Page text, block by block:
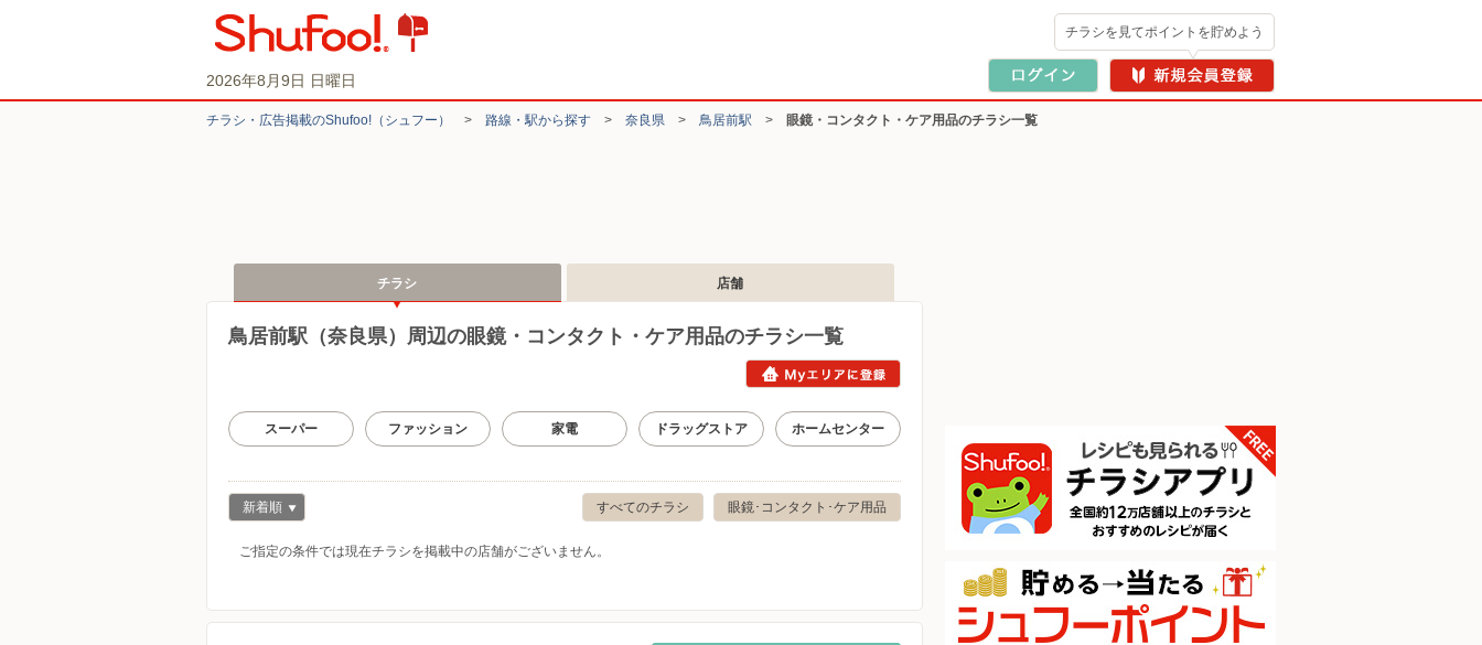
2026年8月9日 日曜日
チラシを見てポイントを貯めよう
チラシ・​広告掲載の​Shufoo!​（シュフー） > 路線・駅から探す > 奈良県 > 鳥居前駅 > 眼鏡・コンタクト・ケア用品のチラシ一覧
チラシ 店舗
鳥居前駅（奈良県）周辺の眼鏡・コンタクト・ケア用品のチラシ一覧
スーパー ファッション 家電 ドラッグストア ホームセンター
眼鏡･コンタクト･ケア用品
すべてのチラシ
新着順
ご指定の条件では現在チラシを掲載中の店舗がございません。